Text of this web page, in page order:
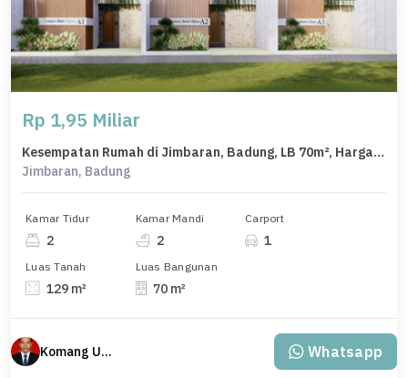
Rp 1,95 Miliar
Kesempatan Rumah di Jimbaran, Badung, LB 70m², Harga 1,95 Miliar
Jimbaran, Badung
Kamar Tidur
2
Kamar Mandi
2
Carport
1
Luas Tanah
129 m²
Luas Bangunan
70 m²
Komang Udiana Whatsapp